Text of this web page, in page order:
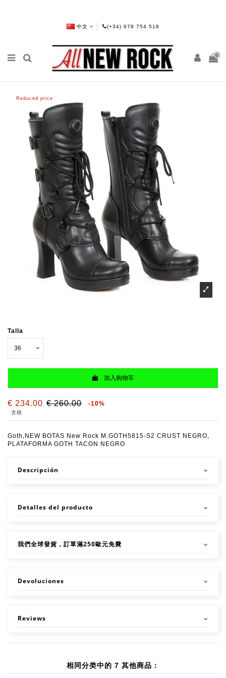
中文 (+34) 678 754 518
0
Reduced price
Talla
加入购物车
€ 234.00 € 260.00 -10%
含税
Goth,NEW BOTAS New Rock M.GOTH5815-S2 CRUST NEGRO,
PLATAFORMA GOTH TACON NEGRO
Descripción
Detalles del producto
我們全球發貨，訂單滿250歐元免費
Devoluciones
Reviews
相同分类中的 7 其他商品：